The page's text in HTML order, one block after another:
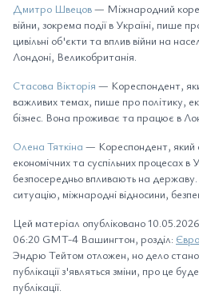
Дмитро Швецов— Міжнародний
війни, зокрема події в Україні, пише
цивільні об'єкти та вплив війни на
Лондоні, Великобританія.
Стасова Вікторія — Кореспондент,
важливих темах, пише про політику,
бізнес. Вона проживає та працює в
Олена Тяткіна — Кореспондент, який
економічних та суспільних процесах в
безпосередньо впливають на
ситуацію, міжнародні відносини,
Цей матеріал опубліковано
06:20 GMT-4 Вашингтон, розділ:
Эндрю Тейтом отложен, но дело
публікації з'являться зміни, про це
публікації.